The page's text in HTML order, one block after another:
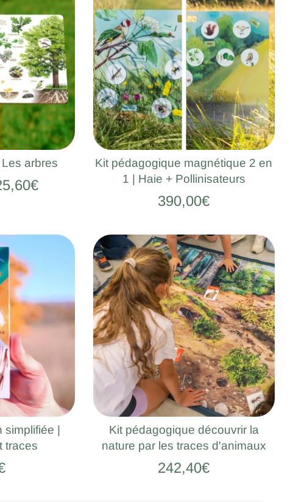
arbres
Kit pédagogique magnétique 2 en
1 | Haie + Pollinisateurs
390,00€
simplifiée |
traces
Kit pédagogique découvrir la
nature par les traces d'animaux
242,40€